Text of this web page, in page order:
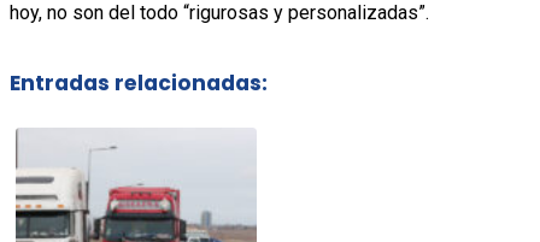
hoy, no son del todo “rigurosas y personalizadas”.
Entradas relacionadas: